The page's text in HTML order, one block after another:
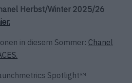
Herbst/Winter 2025/26
in diesem Sommer: Chanel
SpotlightSM